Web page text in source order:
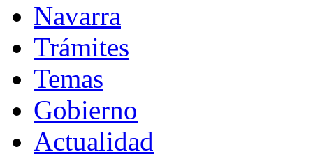
Navarra
Trámites
Temas
Gobierno
Actualidad